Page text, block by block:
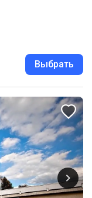
Выбрать